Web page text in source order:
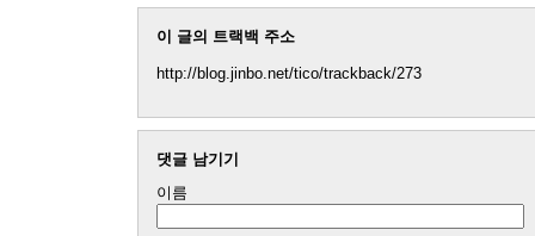
이 글의 트랙백 주소
http://blog.jinbo.net/tico/trackback/273
댓글 남기기
이름